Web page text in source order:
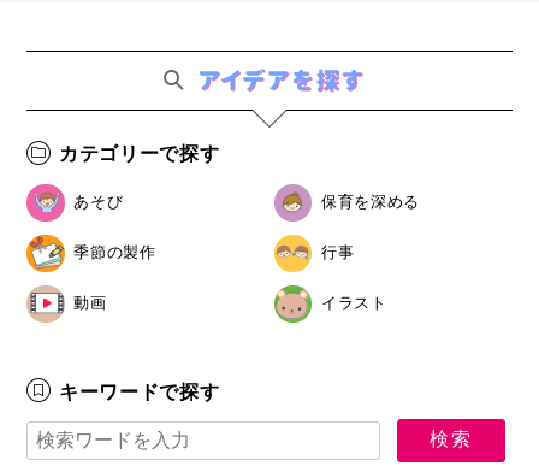
カテゴリーで探す
あそび 保育を深める
季節の製作 行事
動画 イラスト
キーワードで探す